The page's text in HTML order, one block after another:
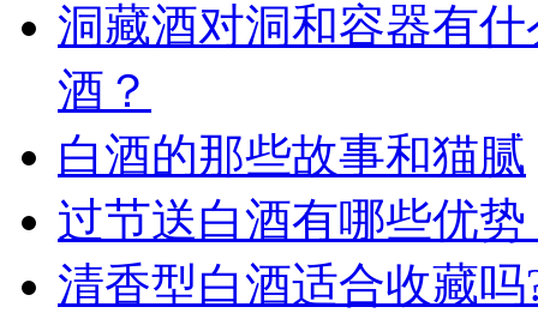
洞藏酒对洞和容器有
酒？
白酒的那些故事和猫腻
过节送白酒有哪些优势
清香型白酒适合收藏